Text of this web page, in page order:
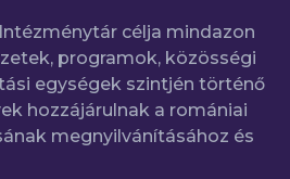
célja mindazon
programok, közösségi
egységek szintjén történő
hozzájárulnak a romániai
megnyilvánításához és